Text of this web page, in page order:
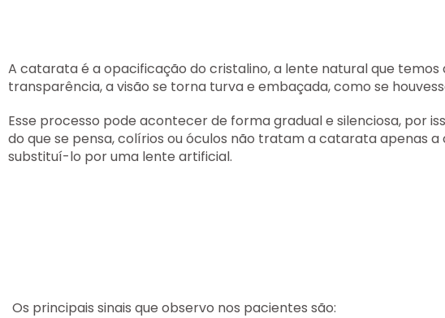
A catarata é a opacificação do cristalino, a lente natural que
transparência, a visão se torna turva e embaçada, como se
Esse processo pode acontecer de forma gradual e silenciosa, por
do que se pensa,colírios ou óculos não tratam a catarataapenas a
substituí-lo por uma lente artificial.
Os principais sinais que observo nos pacientes são: